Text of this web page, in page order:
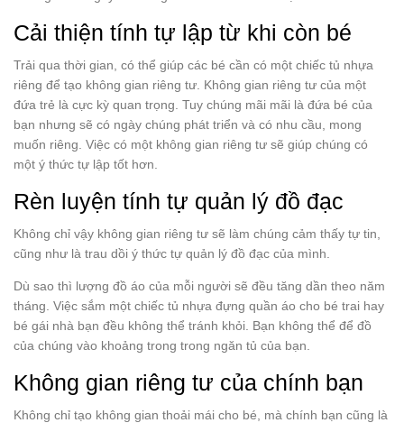
Cải thiện tính tự lập từ khi còn bé
Trải qua thời gian, có thể giúp các bé cần có một chiếc tủ nhựa
riêng để tạo không gian riêng tư. Không gian riêng tư của một
đứa trẻ là cực kỳ quan trọng. Tuy chúng mãi mãi là đứa bé của
bạn nhưng sẽ có ngày chúng phát triển và có nhu cầu, mong
muốn riêng. Việc có một không gian riêng tư sẽ giúp chúng có
một ý thức tự lập tốt hơn.
Rèn luyện tính tự quản lý đồ đạc
Không chỉ vậy không gian riêng tư sẽ làm chúng cảm thấy tự tin,
cũng như là trau dồi ý thức tự quản lý đồ đạc của mình.
Dù sao thì lượng đồ áo của mỗi người sẽ đều tăng dần theo năm
tháng. Việc sắm một chiếc tủ nhựa đựng quần áo cho bé trai hay
bé gái nhà bạn đều không thể tránh khỏi. Bạn không thể để đồ
của chúng vào khoảng trong trong ngăn tủ của bạn.
Không gian riêng tư của chính bạn
Không chỉ tạo không gian thoải mái cho bé, mà chính bạn cũng là